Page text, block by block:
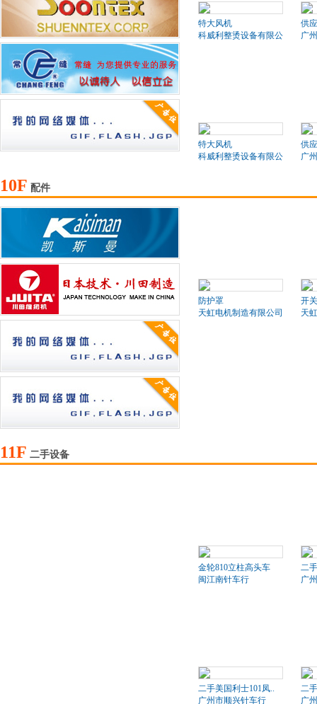
特大风机
科威利整烫设备有限公司
供
广
特大风机
科威利整烫设备有限公司
供
广
10F 配件
防护罩
天虹电机制造有限公司
开关
天
11F 二手设备
金轮810立柱高头车
闽江南针车行
二
广
二手美国利士101凤..
广州市顺兴针车行
二
广